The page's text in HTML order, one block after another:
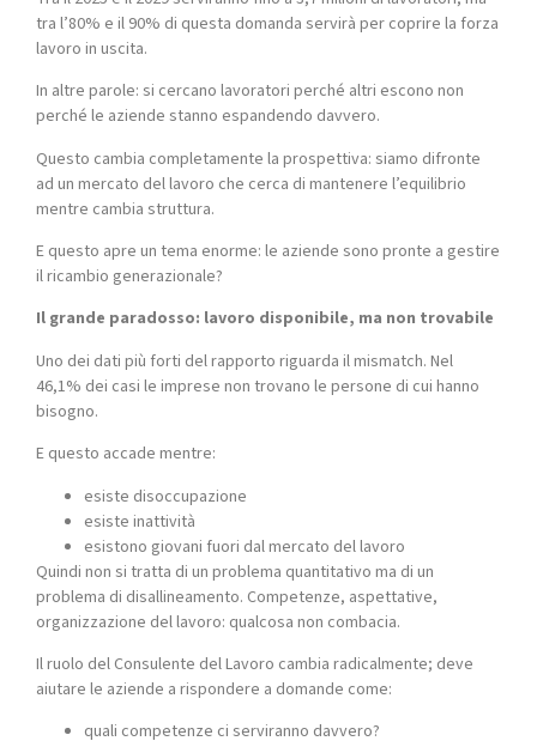
tra l’80% e il 90% di questa domanda servirà per coprire la forza
lavoro in uscita.
In altre parole: si cercano lavoratori perché altri escono non
perché le aziende stanno espandendo davvero.
Questo cambia completamente la prospettiva: siamo difronte
ad un mercato del lavoro che cerca di mantenere l’equilibrio
mentre cambia struttura.
E questo apre un tema enorme: le aziende sono pronte a gestire
il ricambio generazionale?
Il grande paradosso: lavoro disponibile, ma non trovabile
Uno dei dati più forti del rapporto riguarda il mismatch. Nel
46,1% dei casi le imprese non trovano le persone di cui hanno
bisogno.
E questo accade mentre:
esiste disoccupazione
esiste inattività
esistono giovani fuori dal mercato del lavoro
Quindi non si tratta di un problema quantitativo ma di un
problema di disallineamento. Competenze, aspettative,
organizzazione del lavoro: qualcosa non combacia.
Il ruolo del Consulente del Lavoro cambia radicalmente; deve
aiutare le aziende a rispondere a domande come:
quali competenze ci serviranno davvero?